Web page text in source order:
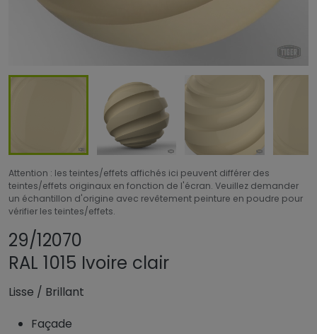
Attention : les teintes/effets affichés ici peuvent différer des
teintes/effets originaux en fonction de l'écran. Veuillez demander
un échantillon d'origine avec revêtement peinture en poudre pour
vérifier les teintes/effets.
29/12070
RAL 1015 Ivoire clair
Lisse / Brillant
Façade